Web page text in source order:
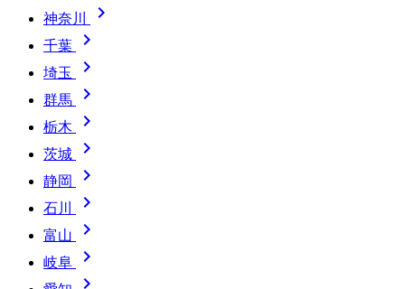
神奈川 
千葉 
埼玉 
群馬 
栃木 
茨城 
静岡 
石川 
富山 
岐阜 
